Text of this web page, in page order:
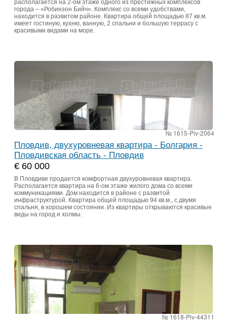
располагается на 2-ом этаже одного из престижных комплексов
города – «Робинзон Бийч». Комплекс со всеми удобствами,
находится в развитом районе. Квартира общей площадью 87 кв.м.
имеет гостиную, кухню, ванную, 2 спальни и большую террасу с
красивыми видами на море.
№ 1615-Plv-2064
Пловдив, двухуровневая квартира - Болгария -
Пловдивская область - Пловдив
€ 60 000
В Пловдиве продается комфортная двухуровневая квартира.
Располагается квартира на 6-ом этаже жилого дома со всеми
коммуникациями. Дом находится в районе с развитой
инфраструктурой. Квартира общей площадью 94 кв.м., с двумя
спальня, в хорошем состоянии. Из квартиры открываются красивые
виды на город и холмы.
№ 1618-Plv-44311